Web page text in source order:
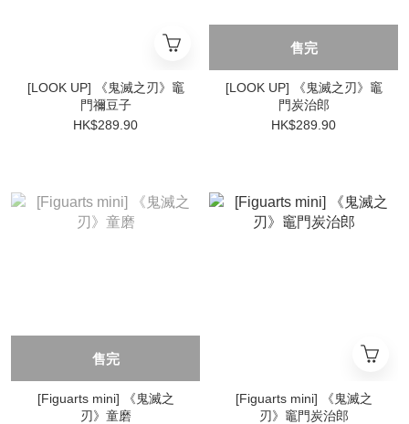
[LOOK UP] 《鬼滅之刃》竈
門禰豆子
HK$289.90
售完
[LOOK UP] 《鬼滅之刃》竈
門炭治郎
HK$289.90
售完
[Figuarts mini] 《鬼滅之
刃》童磨
[Figuarts mini] 《鬼滅之
刃》竈門炭治郎